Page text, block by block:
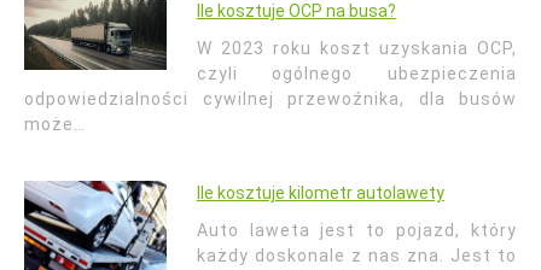
Ile kosztuje OCP na busa?
W 2023 roku koszt uzyskania OCP,
czyli ogólnego ubezpieczenia
odpowiedzialności cywilnej przewoźnika, dla busów
może…
Ile kosztuje kilometr autolawety
Auto laweta jest to pojazd, który
każdy doskonale z nas zna. Jest to